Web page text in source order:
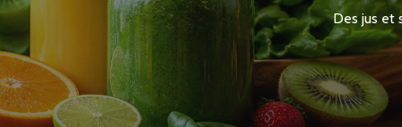
Des jus et